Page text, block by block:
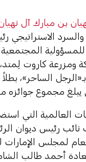
بن مبارك آل
والسرد
للمسؤولية
ومزرعة كاروت
الساحر»،
يبلغ مجموع جوائزه
العالمية التي
رئيس ديوان
لمجلس الإمارات
أحمد طالب